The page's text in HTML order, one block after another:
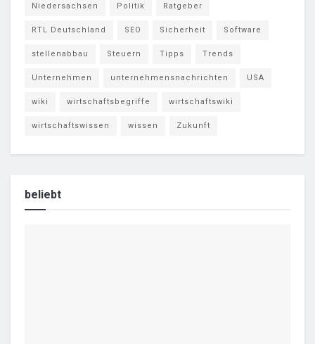
Niedersachsen Politik Ratgeber
RTL Deutschland SEO Sicherheit Software
stellenabbau Steuern Tipps Trends
Unternehmen unternehmensnachrichten USA
wiki wirtschaftsbegriffe wirtschaftswiki
wirtschaftswissen wissen Zukunft
beliebt